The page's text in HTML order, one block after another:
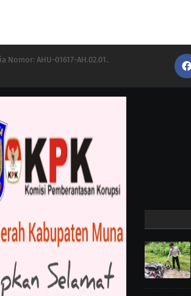
AHU-01617-AH.02.01.